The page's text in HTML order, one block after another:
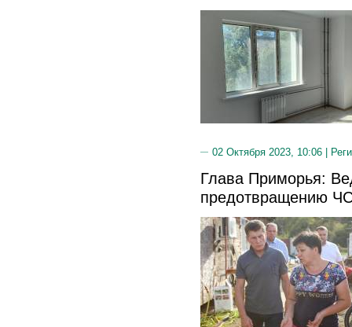
02 Октября 2023, 10:06 |
Глава Приморья:
предотвращению